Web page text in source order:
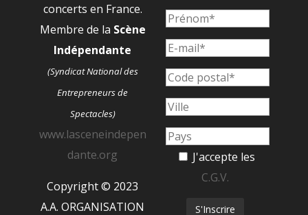
concerts en France.
Membre de la Scène
Indépendante
(Syndicat National des
Entrepreneurs de
Spectacles)
www.lasceneindepen
dante.org
Copyright © 2023
A.A. ORGANISATION
J'accepte les
C.G.V.